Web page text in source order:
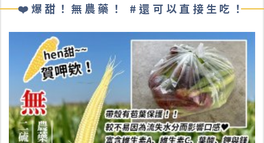
❤️爆甜！無農藥！ #還可以直接生吃！